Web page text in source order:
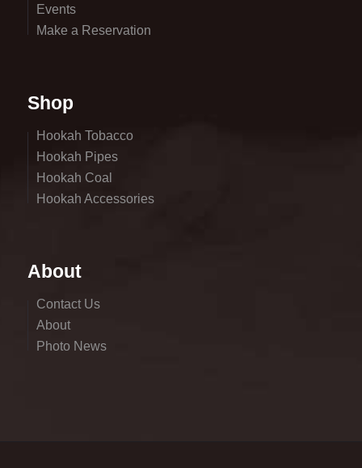
Events
Make a Reservation
Shop
Hookah Tobacco
Hookah Pipes
Hookah Coal
Hookah Accessories
About
Contact Us
About
Photo News